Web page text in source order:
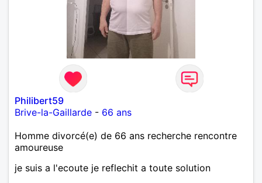
Philibert59
Brive-la-Gaillarde - 66 ans
Homme divorcé(e) de 66 ans recherche rencontre
amoureuse
je suis a l'ecoute je reflechit a toute solution